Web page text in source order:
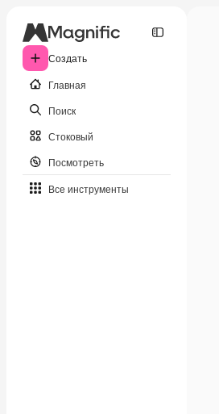
Создать
Главная
Поиск
Стоковый
Посмотреть
Все инструменты